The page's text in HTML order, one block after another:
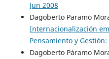
Jun 2008
Dagoberto Paramo
Internacionalización
Pensamiento y
Dagoberto Páramo